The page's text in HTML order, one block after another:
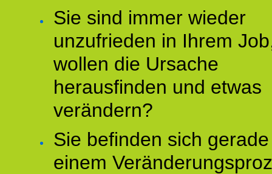
Sie sind immer wieder
unzufrieden in Ihrem
wollen die Ursache
herausfinden und etwas
verändern?
Sie befinden sich
einem